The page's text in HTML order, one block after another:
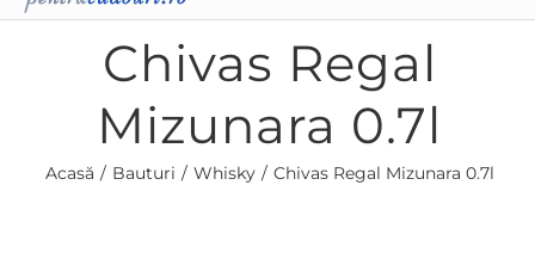
Chivas Regal
Mizunara 0.7l
Acasă Bauturi Whisky Chivas Regal Mizunara 0.7l